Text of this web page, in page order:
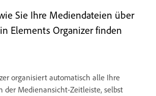
Sie Ihre Mediendateien über
Elements Organizer finden
organisiert automatisch alle Ihre
der Medienansicht-Zeitleiste, selbst